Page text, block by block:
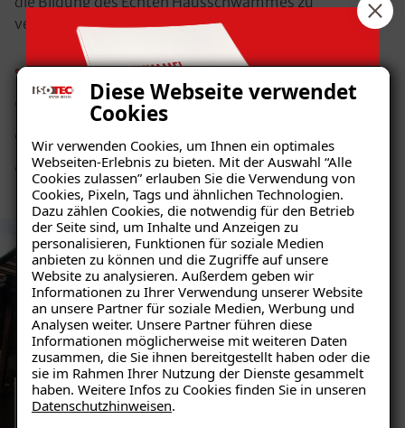
Diese Webseite verwendet
Cookies
Wir verwenden Cookies, um Ihnen ein optimales
Webseiten-Erlebnis zu bieten. Mit der Auswahl “Alle
Cookies zulassen” erlauben Sie die Verwendung von
Cookies, Pixeln, Tags und ähnlichen Technologien.
Dazu zählen Cookies, die notwendig für den Betrieb
der Seite sind, um Inhalte und Anzeigen zu
personalisieren, Funktionen für soziale Medien
anbieten zu können und die Zugriffe auf unsere
Website zu analysieren. Außerdem geben wir
Informationen zu Ihrer Verwendung unserer Website
an unsere Partner für soziale Medien, Werbung und
Analysen weiter. Unsere Partner führen diese
Informationen möglicherweise mit weiteren Daten
zusammen, die Sie ihnen bereitgestellt haben oder die
sie im Rahmen Ihrer Nutzung der Dienste gesammelt
haben. Weitere Infos zu Cookies finden Sie in unseren
Datenschutzhinweisen.
verhindern helfen folgende Massnahmen:
Ausreichende Trocknung von Wasserschäden
Angemessene Trocknungsphase bei Neubauten
Beseitigung von organischen Baustoffen in feuchten
Bereichen
Ratgeber „Schimmel“
– jetzt kostenlos erhalten!
E-Mail eingeben